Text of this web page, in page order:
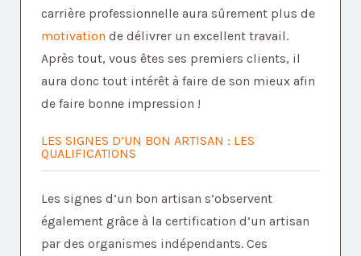
carrière professionnelle aura sûrement plus de
motivation de délivrer un excellent travail.
Après tout, vous êtes ses premiers clients, il
aura donc tout intérêt à faire de son mieux afin
de faire bonne impression !
LES SIGNES D’UN BON ARTISAN : LES
QUALIFICATIONS
Les signes d’un bon artisan s’observent
également grâce à la certification d’un artisan
par des organismes indépendants. Ces